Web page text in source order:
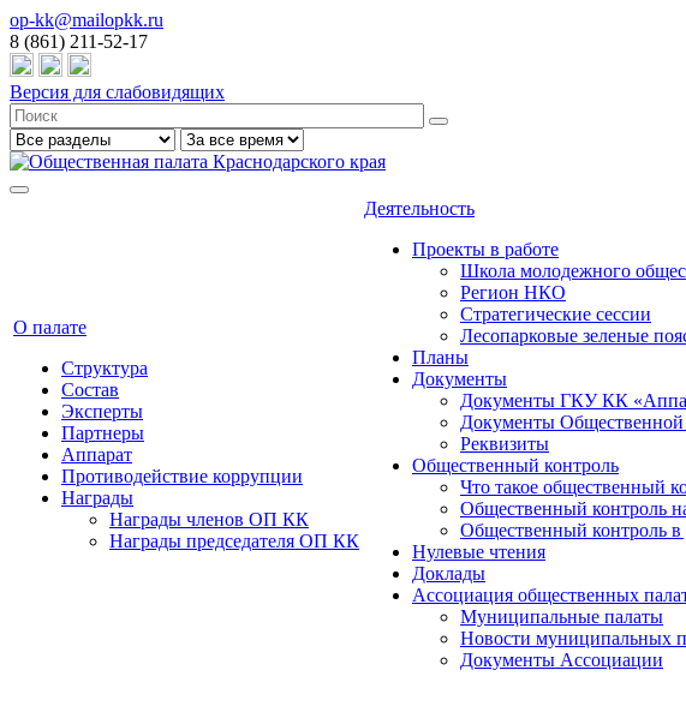
op-kk@mailopkk.ru
8 (861) 211-52-17
Версия для слабовидящих
О палате
Структура
Состав
Эксперты
Партнеры
Аппарат
Противодействие коррупции
Награды
Награды членов ОП КК
Награды председателя ОП КК
Деятельность
Проекты в работе
Школа молодежного
Регион НКО
Стратегические сессии
Лесопарковые зеленые
Планы
Документы
Документы ГКУ КК
Документы Общественной
Реквизиты
Общественный контроль
Что такое общественный
Общественный контроль
Общественный контроль в
Нулевые чтения
Доклады
Ассоциация общественных
Муниципальные палаты
Новости муниципальных
Документы Ассоциации